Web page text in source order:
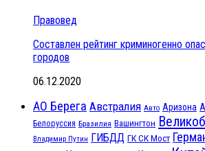
Правовед
Составлен рейтинг криминогенно
городов
06.12.2020
АО Берега Австралия Авто Аризона
Белоруссия Бразилия Вашингтон
Владимир Путин ГИБДД ГК СК Мост